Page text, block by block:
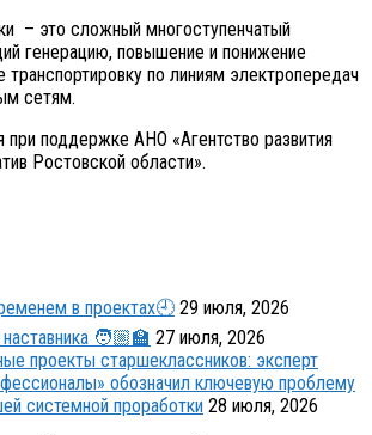
– это сложный многоступенчатый
генерацию, повышение и понижение
транспортировку по линиям электропередач
сетям.
при поддержке АНО «Агентство развития
Ростовской области».
в проектах🕘 29 июля, 2026
наставника 🧑🏼‍🏫 27 июля, 2026
проекты старшеклассников: эксперт
обозначил ключевую проблему
системной проработки 28 июля, 2026